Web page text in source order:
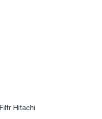
Filtr Hitachi